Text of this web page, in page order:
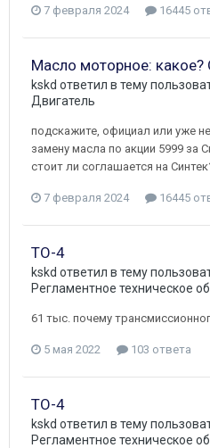
7 февраля 2024 16445
Масло моторное:
kskd ответил в тему
Двигатель
подскажите, официал или уже
замену масла по акции 5999 за
стоит ли соглашается на
7 февраля 2024 16445
ТО-4
kskd ответил в тему
Регламентное техническое
61 тыс. почему
5 мая 2022 103 ответа
ТО-4
kskd ответил в тему
Регламентное техническое